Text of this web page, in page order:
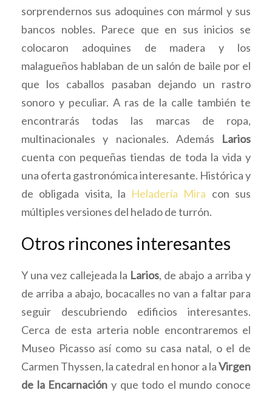
sorprendernos sus adoquines con mármol y sus
bancos nobles. Parece que en sus inicios se
colocaron adoquines de madera y los
malagueños hablaban de un salón de baile por el
que los caballos pasaban dejando un rastro
sonoro y peculiar. A ras de la calle también te
encontrarás todas las marcas de ropa,
multinacionales y nacionales. Además Larios
cuenta con pequeñas tiendas de toda la vida y
una oferta gastronómica interesante. Histórica y
de obligada visita, la Heladería Mira con sus
múltiples versiones del helado de turrón.
Otros rincones interesantes
Y una vez callejeada la Larios, de abajo a arriba y
de arriba a abajo, bocacalles no van a faltar para
seguir descubriendo edificios interesantes.
Cerca de esta arteria noble encontraremos el
Museo Picasso así como su casa natal, o el de
Carmen Thyssen, la catedral en honor a laVirgen
de la Encarnación y que todo el mundo conoce